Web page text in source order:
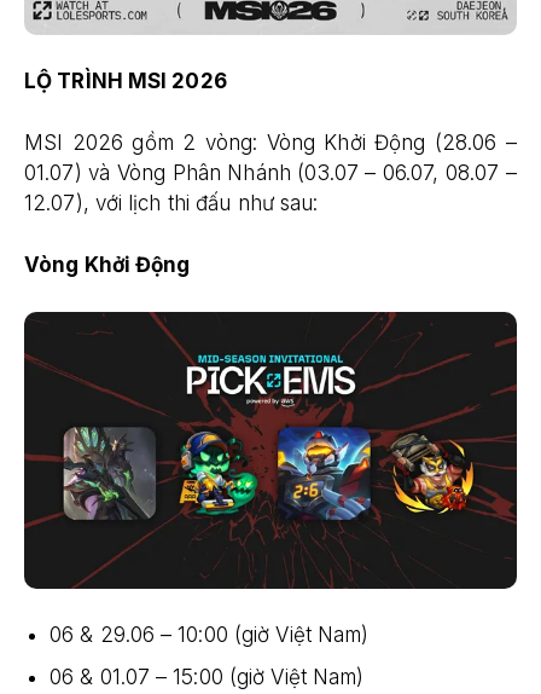
LỘ TRÌNH MSI 2026
MSI 2026 gồm 2 vòng: Vòng Khởi Động (28.06 –
01.07) và Vòng Phân Nhánh (03.07 – 06.07, 08.07 –
12.07), với lịch thi đấu như sau:
Vòng Khởi Động
06 & 29.06 – 10:00 (giờ Việt Nam)
06 & 01.07 – 15:00 (giờ Việt Nam)